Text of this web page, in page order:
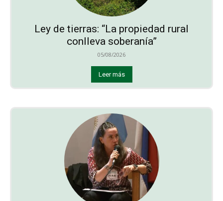
Ley de tierras: “La propiedad rural
conlleva soberanía”
05/08/2026
Leer más